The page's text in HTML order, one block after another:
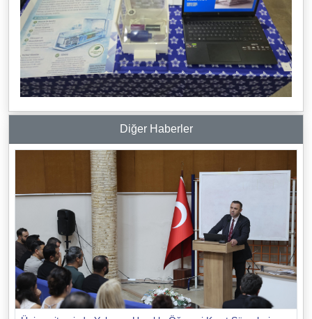
Diğer Haberler